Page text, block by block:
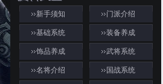
新手须知 门派介绍
基础系统 装备养成
饰品养成 武将系统
名将介绍 国战系统